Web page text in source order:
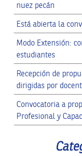
nuez pecán
Está abierta la
Modo Extensión:
estudiantes
Recepción de
dirigidas por
Convocatoria a
Profesional y